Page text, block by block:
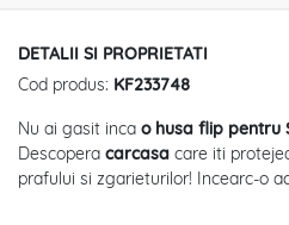
DETALII SI PROPRIETATI
Cod produs: KF233748
Nu ai gasit inca o husa flip pentru
Descopera carcasa care iti
prafului si zgarieturilor! Incearc-o